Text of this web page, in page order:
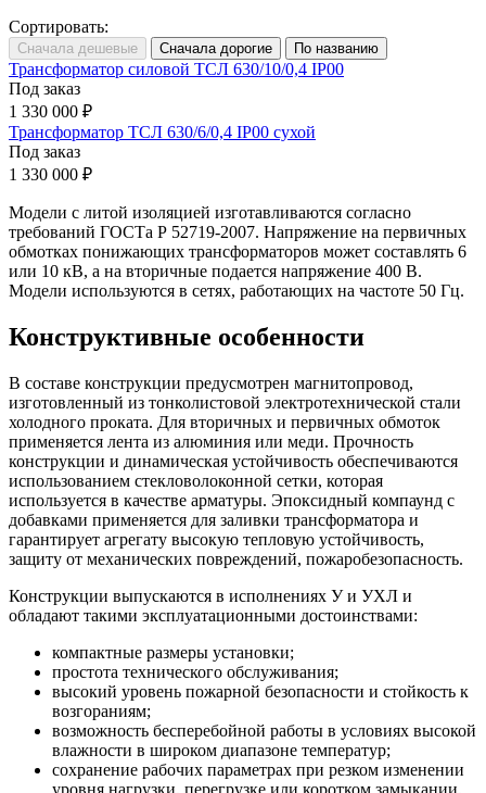
Сортировать:
Трансформатор силовой ТСЛ 630/10/0,4 IP00
Под заказ
1 330 000 ₽
Трансформатор ТСЛ 630/6/0,4 IP00 сухой
Под заказ
1 330 000 ₽
Модели с литой изоляцией изготавливаются согласно
требований ГОСТа Р 52719-2007. Напряжение на первичных
обмотках понижающих трансформаторов может составлять 6
или 10 кВ, а на вторичные подается напряжение 400 В.
Модели используются в сетях, работающих на частоте 50 Гц.
Конструктивные особенности
В составе конструкции предусмотрен магнитопровод,
изготовленный из тонколистовой электротехнической стали
холодного проката. Для вторичных и первичных обмоток
применяется лента из алюминия или меди. Прочность
конструкции и динамическая устойчивость обеспечиваются
использованием стекловолоконной сетки, которая
используется в качестве арматуры. Эпоксидный компаунд с
добавками применяется для заливки трансформатора и
гарантирует агрегату высокую тепловую устойчивость,
защиту от механических повреждений, пожаробезопасность.
Конструкции выпускаются в исполнениях У и УХЛ и
обладают такими эксплуатационными достоинствами:
компактные размеры установки;
простота технического обслуживания;
высокий уровень пожарной безопасности и стойкость к
возгораниям;
возможность бесперебойной работы в условиях высокой
влажности в широком диапазоне температур;
сохранение рабочих параметрах при резком изменении
уровня нагрузки, перегрузке или коротком замыкании.